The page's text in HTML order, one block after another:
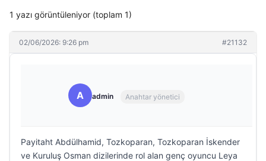
1 yazı görüntüleniyor (toplam 1)
02/06/2026: 9:26 pm #21132
A admin Anahtar yönetici
Payitaht Abdülhamid, Tozkoparan, Tozkoparan İskender
ve Kuruluş Osman dizilerinde rol alan genç oyuncu Leya